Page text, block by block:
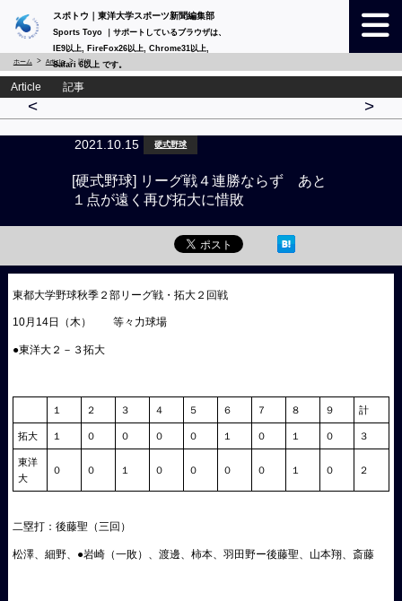
スポトウ｜東洋大学スポーツ新聞編集部
Sports Toyo ｜サポートしているブラウザは、
IE9以上, FireFox26以上, Chrome31以上,
Safari 6以上 です。
ホーム Article 詳細
Article 記事
< >
2021.10.15 硬式野球
[硬式野球] リーグ戦４連勝ならず あと
１点が遠く再び拓大に惜敗
東都大学野球秋季２部リーグ戦・拓大２回戦
10月14日（木） 等々力球場
●東洋大２－３拓大
１ ２ ３ ４ ５ ６ ７ ８ ９ 計
拓大 １ ０ ０ ０ ０ １ ０ １ ０ ３
東洋
大
０ ０ １ ０ ０ ０ ０ １ ０ ２
二塁打：後藤聖（三回）
松澤、細野、●岩崎（一敗）、渡邊、柿本、羽田野ー後藤聖、山本翔、斎藤